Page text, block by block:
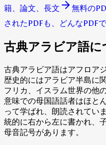
籍、論文、長文
無料の
されたPDFも、どんなPDF
古典アラビア語に
古典アラビア語はアフロア
歴史的にはアラビア半島に
フリカ、イスラム世界の他
意味での母国語話者はほと
って学ばれ、朗読されてい
統的に右から左に書かれ、
母音記号があります。